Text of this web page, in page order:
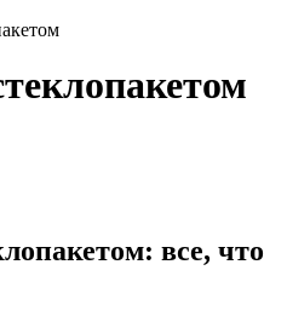
все, что